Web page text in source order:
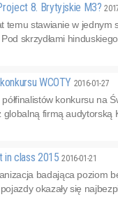
8. Brytyjskie M3?
temu stawianie w
skrzydłami
WCOTY 2016-01-27
konkursu na
firmą audytorską
in class 20152016-01-21
badająca poziom
okazały się